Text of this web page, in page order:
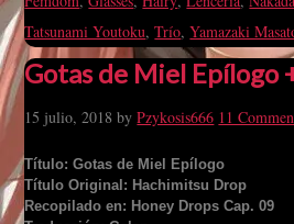
Tatsunami Youtoku,Trío,Yamazaki
Gotas de Miel Epílogo
15 julio, 2018 byPzykosis666 11
Título: Gotas de Miel Epílogo
Título Original: Hachimitsu Drop
Recopilado en: Honey Drops Cap. 09